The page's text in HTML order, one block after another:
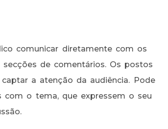
comunicar diretamente com os
de comentários. Os postos
a atenção da audiência. Pode
com o tema, que expressem o seu